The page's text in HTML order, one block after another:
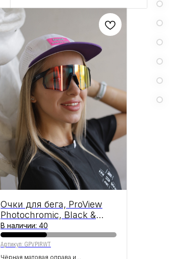
Очки для бега, ProView
Photochromic, Black &
Red, IN RUN WE TRUST
В наличии: 40
Артикул: GPVPIRWT
Чёрная матовая оправа и